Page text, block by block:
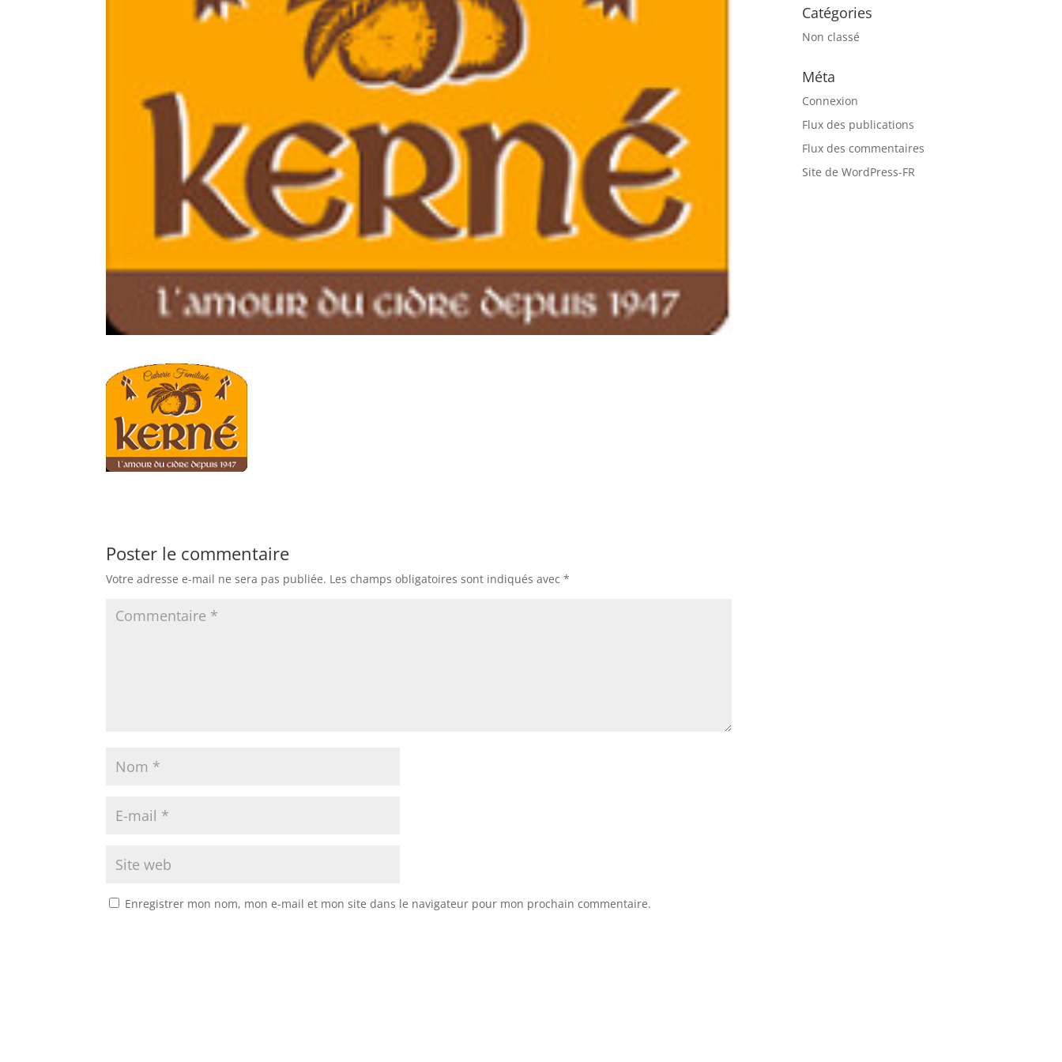
Poster le commentaire
Votre adresse e-mail ne sera pas publiée. Les champs obligatoires sont indiqués avec*
Enregistrer mon nom, mon e-mail et mon site dans le navigateur pour mon prochain commentaire.
Catégories
Non classé
Méta
Connexion
Flux des publications
Flux des commentaires
Site de WordPress-FR